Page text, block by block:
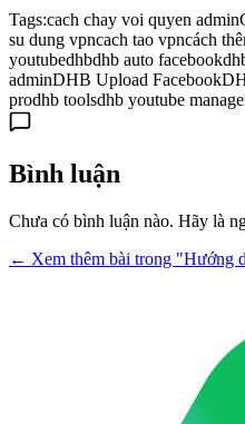
Tags:cach chay voi quyen admin
su dung vpncach tao vpncách
youtubedhbdhb auto facebook
adminDHB Upload Facebook
prodhb toolsdhb youtube
Bình luận
Chưa có bình luận nào. Hãy là
← Xem thêm bài trong "Hướng